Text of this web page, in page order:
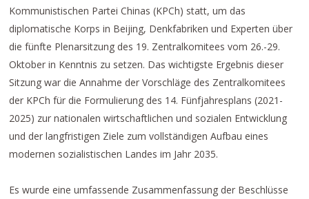
Kommunistischen Partei Chinas (KPCh) statt, um das
diplomatische Korps in Beijing, Denkfabriken und Experten über
die fünfte Plenarsitzung des 19. Zentralkomitees vom 26.-29.
Oktober in Kenntnis zu setzen. Das wichtigste Ergebnis dieser
Sitzung war die Annahme der Vorschläge des Zentralkomitees
der KPCh für die Formulierung des 14. Fünfjahresplans (2021-
2025) zur nationalen wirtschaftlichen und sozialen Entwicklung
und der langfristigen Ziele zum vollständigen Aufbau eines
modernen sozialistischen Landes im Jahr 2035.
Es wurde eine umfassende Zusammenfassung der Beschlüsse